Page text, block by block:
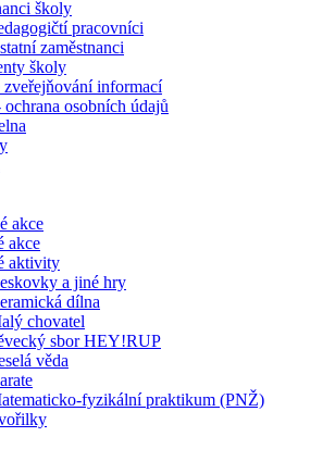
školy
pracovníci
zaměstnanci
školy
zveřejňování informací
osobních údajů
akce
akce
aktivity
a jiné hry
dílna
chovatel
sbor HEY!RUP
věda
fyzikální praktikum (PNŽ)